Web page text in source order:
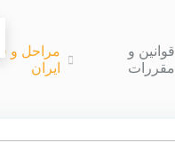
قوانین و
مقررات
مراحل و
ایران